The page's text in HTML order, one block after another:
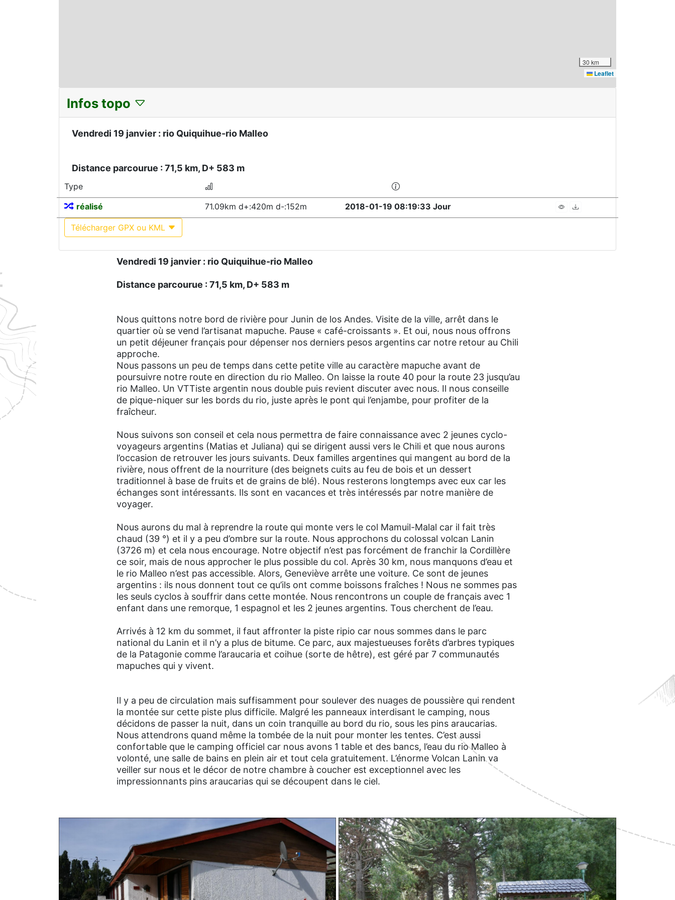
30 km
Leaflet
Infos topo
Vendredi 19 janvier : rio Quiquihue-rio Malleo
Distance parcourue : 71,5 km, D+ 583 m
Type
réalisé
71.09km d+:420m d-:152m 2018-01-19 08:19:33 Jour
Télécharger GPX ou KML
Vendredi 19 janvier : rio Quiquihue-rio Malleo
Distance parcourue : 71,5 km, D+ 583 m
Nous quittons notre bord de rivière pour Junin de los Andes. Visite de la ville, arrêt dans le
quartier où se vend l’artisanat mapuche. Pause « café-croissants ». Et oui, nous nous offrons
un petit déjeuner français pour dépenser nos derniers pesos argentins car notre retour au Chili
approche.
Nous passons un peu de temps dans cette petite ville au caractère mapuche avant de
poursuivre notre route en direction du rio Malleo. On laisse la route 40 pour la route 23 jusqu’au
rio Malleo. Un VTTiste argentin nous double puis revient discuter avec nous. Il nous conseille
de pique-niquer sur les bords du rio, juste après le pont qui l’enjambe, pour profiter de la
fraîcheur.
Nous suivons son conseil et cela nous permettra de faire connaissance avec 2 jeunes cyclo-
voyageurs argentins (Matias et Juliana) qui se dirigent aussi vers le Chili et que nous aurons
l’occasion de retrouver les jours suivants. Deux familles argentines qui mangent au bord de la
rivière, nous offrent de la nourriture (des beignets cuits au feu de bois et un dessert
traditionnel à base de fruits et de grains de blé). Nous resterons longtemps avec eux car les
échanges sont intéressants. Ils sont en vacances et très intéressés par notre manière de
voyager.
Nous aurons du mal à reprendre la route qui monte vers le col Mamuil-Malal car il fait très
chaud (39 °) et il y a peu d’ombre sur la route. Nous approchons du colossal volcan Lanin
(3726 m) et cela nous encourage. Notre objectif n’est pas forcément de franchir la Cordillère
ce soir, mais de nous approcher le plus possible du col. Après 30 km, nous manquons d’eau et
le rio Malleo n’est pas accessible. Alors, Geneviève arrête une voiture. Ce sont de jeunes
argentins : ils nous donnent tout ce qu’ils ont comme boissons fraîches ! Nous ne sommes pas
les seuls cyclos à souffrir dans cette montée. Nous rencontrons un couple de français avec 1
enfant dans une remorque, 1 espagnol et les 2 jeunes argentins. Tous cherchent de l’eau.
Arrivés à 12 km du sommet, il faut affronter la piste ripio car nous sommes dans le parc
national du Lanin et il n’y a plus de bitume. Ce parc, aux majestueuses forêts d’arbres typiques
de la Patagonie comme l’araucaria et coihue (sorte de hêtre), est géré par 7 communautés
mapuches qui y vivent.
Il y a peu de circulation mais suffisamment pour soulever des nuages de poussière qui rendent
la montée sur cette piste plus difficile. Malgré les panneaux interdisant le camping, nous
décidons de passer la nuit, dans un coin tranquille au bord du rio, sous les pins araucarias.
Nous attendrons quand même la tombée de la nuit pour monter les tentes. C’est aussi
confortable que le camping officiel car nous avons 1 table et des bancs, l’eau du rio Malleo à
volonté, une salle de bains en plein air et tout cela gratuitement. L’énorme Volcan Lanin va
veiller sur nous et le décor de notre chambre à coucher est exceptionnel avec les
impressionnants pins araucarias qui se découpent dans le ciel.